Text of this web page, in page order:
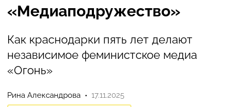
«Медиаподружество»
Как краснодарки пять лет делают
независимое феминистское медиа
«Огонь»
Рина Александрова
17.11.2025